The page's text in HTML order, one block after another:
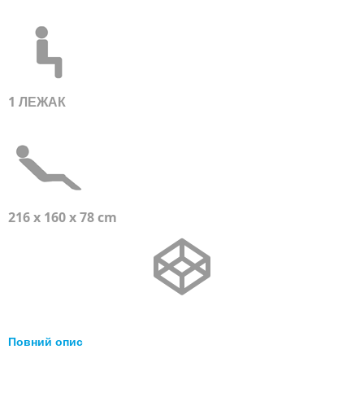
1 ЛЕЖАК
216 x 160 x 78 cm
Повний опис